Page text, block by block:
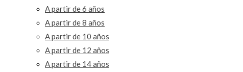
A partir de 6 años
A partir de 8 años
A partir de 10 años
A partir de 12 años
A partir de 14 años